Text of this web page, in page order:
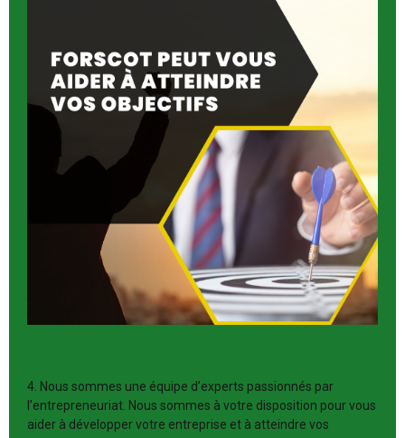
4. Nous sommes une équipe d’experts passionnés par
l’entrepreneuriat. Nous sommes à votre disposition pour vous
aider à développer votre entreprise et à atteindre vos